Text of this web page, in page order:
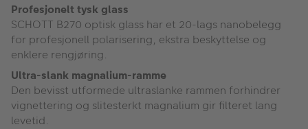
Profesjonelt tysk glass
SCHOTT B270 optisk glass har et 20-lags nanobelegg
for profesjonell polarisering, ekstra beskyttelse og
enklere rengjøring.
Ultra-slank magnalium-ramme
Den bevisst utformede ultraslanke rammen forhindrer
vignettering og slitesterkt magnalium gir filteret lang
levetid.